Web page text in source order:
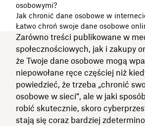
osobowymi?
Jak chronić dane osobowe w
Łatwo chroń swoje dane osobowe
Zarówno treści publikowane w
społecznościowych, jak i zakupy
że Twoje dane osobowe mogą
niepowołane ręce częściej niż
powiedzieć, że trzeba „chronić
osobowe w sieci”, ale w jaki
robić skutecznie, skoro
stają się coraz bardziej